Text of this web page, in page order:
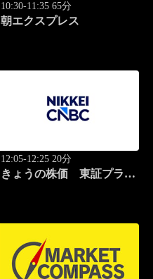
10:30-11:35 65分
朝エクスプレス
12:05-12:25 20分
きょうの株価 東証プライ